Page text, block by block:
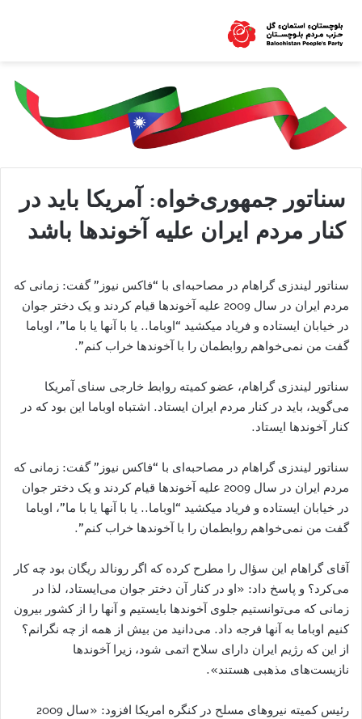
سناتور جمهوری‌خواه: آمريكا بايد در
كنار مردم ايران عليه آخوندها باشد
سناتور لیندزی گراهام در مصاحبه‌ای با “فاکس نیوز” گفت: زمانی که
مردم ایران در سال 2009 علیه آخوندها قیام کردند و یک دختر جوان
در خیابان ایستاده و فریاد میکشید “اوباما.. يا با آنها يا با ما”، اوباما
گفت من نمی‌خواهم روابطمان را با آخوندها خراب کنم”.
سناتور لیندزی گراهام، عضو کمیته روابط خارجی سنای آمریکا
می‌گوید، باید در کنار مردم ایران ایستاد. اشتباه اوباما این بود که در
کنار آخوندها ایستاد.
سناتور لیندزی گراهام در مصاحبه‌ای با “فاکس نیوز” گفت: زمانی که
مردم ایران در سال 2009 علیه آخوندها قیام کردند و یک دختر جوان
در خیابان ایستاده و فریاد میکشید “اوباما.. يا با آنها يا با ما”، اوباما
گفت من نمی‌خواهم روابطمان را با آخوندها خراب کنم”.
آقاى گراهام اين سؤال را مطرح كرده كه اگر رونالد ریگان بود چه کار
می‌کرد؟ و پاسخ داد: «او در کنار آن دختر جوان می‌ایستاد، لذا در
زمانی که می‌توانستیم جلوی آخوندها بایستیم و آنها را از کشور بیرون
کنیم اوباما به آنها فرجه داد. می‌دانید من بیش از همه از چه نگرانم؟
از این که رژیم ایران دارای سلاح اتمی شود، زیرا آخوندها
نازیست‌های مذهبی هستند».
رئيس كميته نيروهاى مسلح در كنگره امريكا افزود: «سال 2009